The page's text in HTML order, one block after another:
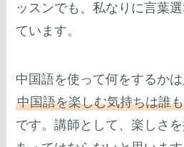
ッスンでも、私なりに言葉
ています。
中国語を使って何をするかは
中国語を楽しむ気持ちは誰
です。講師として、楽しさ